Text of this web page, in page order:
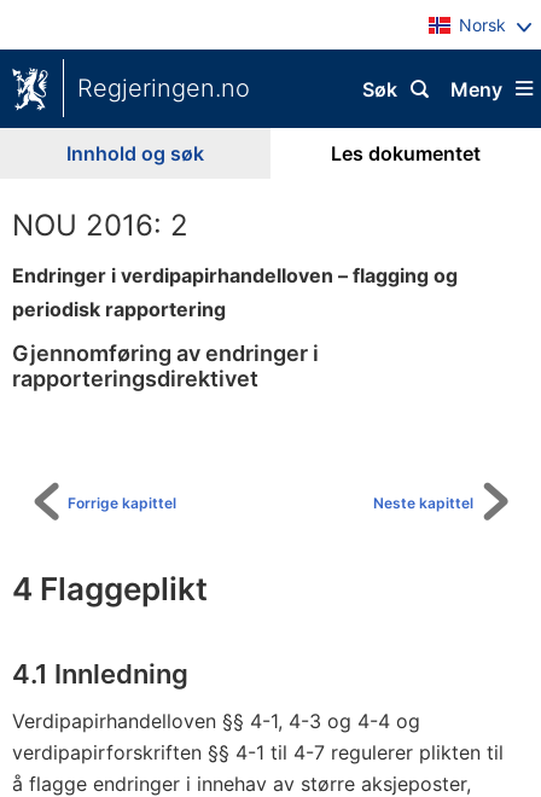
Norsk
Regjeringen.no Meny
Søk
Innhold og søk Les dokumentet
NOU 2016: 2
Endringer i verdipapirhandelloven – flagging og
periodisk rapportering
Gjennomføring av endringer i
rapporteringsdirektivet
Neste kapittel
Forrige kapittel
4 Flaggeplikt
4.1 Innledning
Verdipapirhandelloven §§ 4-1, 4-3 og 4-4 og
verdipapirforskriften §§ 4-1 til 4-7 regulerer plikten til
å flagge endringer i innehav av større aksjeposter,